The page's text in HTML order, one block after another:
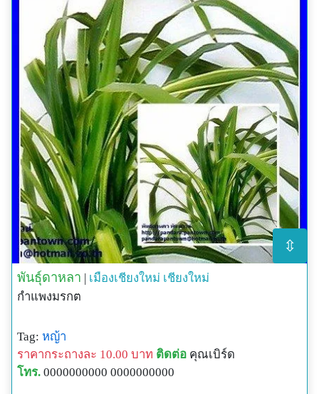
⇳
พันธุ์ดาหลา | เมืองเชียงใหม่ เชียงใหม่
กำแพงมรกต
Tag: หญ้า
ราคากระถางละ 10.00 บาท ติดต่อ คุณเบิร์ด
โทร. 0000000000 0000000000